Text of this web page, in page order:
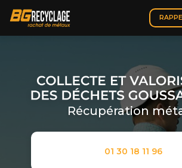
contenu
principal
Récupération
01 30 18 11 96